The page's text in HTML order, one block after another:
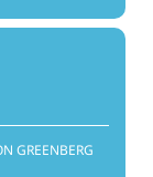
GREENBERG